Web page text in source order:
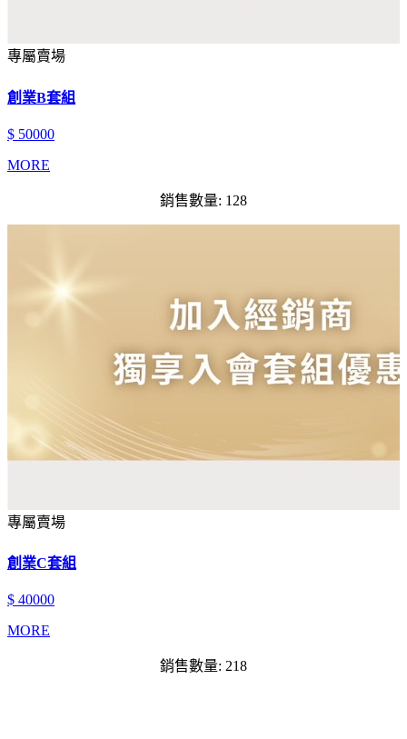
專屬賣場
創業B套組
$ 50000
MORE
銷售數量: 128
專屬賣場
創業C套組
$ 40000
MORE
銷售數量: 218